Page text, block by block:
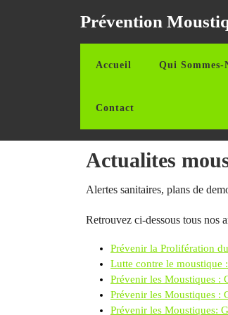
Prévention
Accueil Qui Sommes-
Contact
Actualites
Alertes sanitaires, plans de
Retrouvez ci-dessous tous nos
Prévenir la Prolifération
Lutte contre le moustique
Prévenir les Moustiques :
Prévenir les Moustiques :
Prévenir les Moustiques: